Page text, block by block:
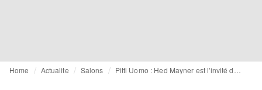
Home Actualite Salons